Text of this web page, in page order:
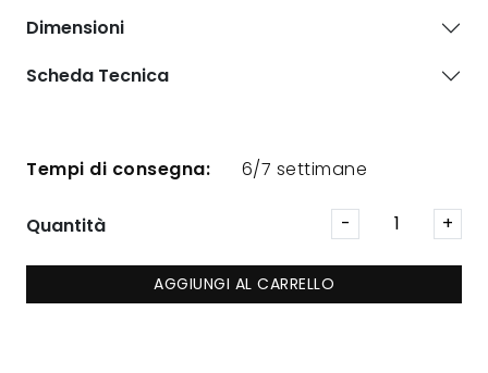
Dimensioni
Scheda Tecnica
Tempi di consegna: 6/7 settimane
Quantità
AGGIUNGI AL CARRELLO